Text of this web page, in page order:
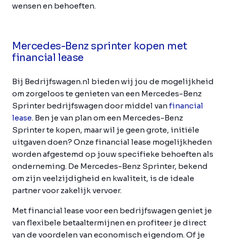
wensen en behoeften.
Mercedes-Benz sprinter kopen met
financial lease
Bij Bedrijfswagen.nl bieden wij jou de mogelijkheid
om zorgeloos te genieten van een Mercedes-Benz
Sprinter bedrijfswagen door middel vanfinancial
lease. Ben je van plan om een Mercedes-Benz
Sprinter te kopen, maar wil je geen grote, initiële
uitgaven doen? Onze financial lease mogelijkheden
worden afgestemd op jouw specifieke behoeften als
onderneming. De Mercedes-Benz Sprinter, bekend
om zijn veelzijdigheid en kwaliteit, is de ideale
partner voor zakelijk vervoer.
Met financial lease voor een bedrijfswagen geniet je
van flexibele betaaltermijnen en profiteer je direct
van de voordelen van economisch eigendom. Of je